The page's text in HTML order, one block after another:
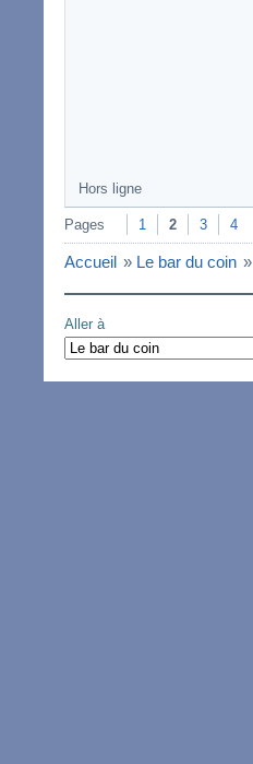
Hors ligne
Pages 1 2 3 4
Accueil » Le bar du coin »
Aller à